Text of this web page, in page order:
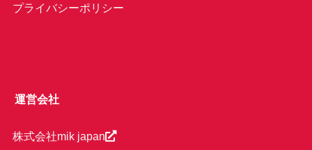
プライバシーポリシー
運営会社
株式会社mik japan